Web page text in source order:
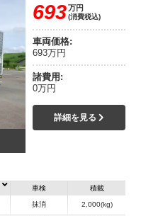
693万円
(消費税込)
車両価格:
693万円
諸費用:
0万円
詳細を見る
車検
抹消
積載
2,000(kg)